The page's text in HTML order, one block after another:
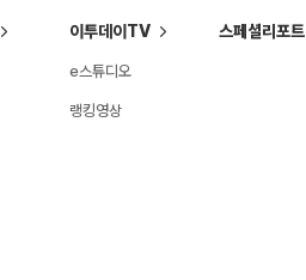
이투데이TV
e스튜디오
랭킹영상
스페셜리포트